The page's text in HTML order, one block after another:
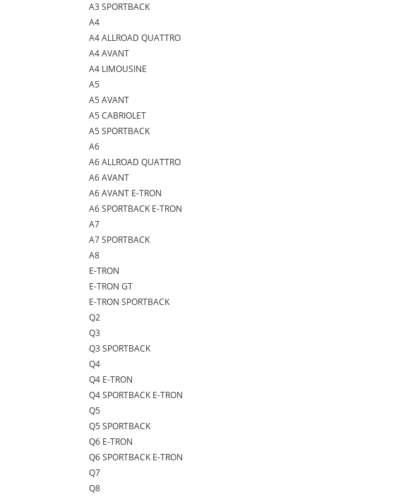
A3 SPORTBACK
A4
A4 ALLROAD QUATTRO
A4 AVANT
A4 LIMOUSINE
A5
A5 AVANT
A5 CABRIOLET
A5 SPORTBACK
A6
A6 ALLROAD QUATTRO
A6 AVANT
A6 AVANT E-TRON
A6 SPORTBACK E-TRON
A7
A7 SPORTBACK
A8
E-TRON
E-TRON GT
E-TRON SPORTBACK
Q2
Q3
Q3 SPORTBACK
Q4
Q4 E-TRON
Q4 SPORTBACK E-TRON
Q5
Q5 SPORTBACK
Q6 E-TRON
Q6 SPORTBACK E-TRON
Q7
Q8